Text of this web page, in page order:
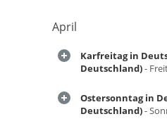
April
Karfreitag in
Deutschland)-
Ostersonntag in
Deutschland)-